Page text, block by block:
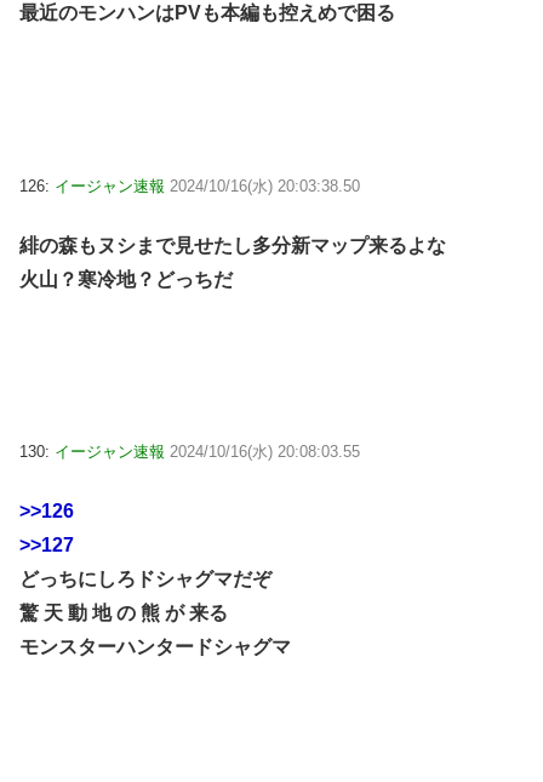
最近のモンハンはPVも本編も控えめで困る
126: イージャン速報 2024/10/16(水) 20:03:38.50
緋の森もヌシまで見せたし多分新マップ来るよな
火山？寒冷地？どっちだ
130: イージャン速報 2024/10/16(水) 20:08:03.55
>>126
>>127
どっちにしろドシャグマだぞ
驚 天 動 地 の 熊 が 来る
モンスターハンタードシャグマ